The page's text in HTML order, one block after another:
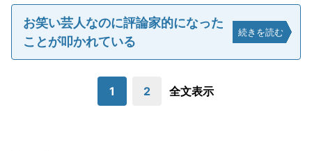
お笑い芸人なのに評論家的になった
ことが叩かれている
続きを読む
1 2 全文表示